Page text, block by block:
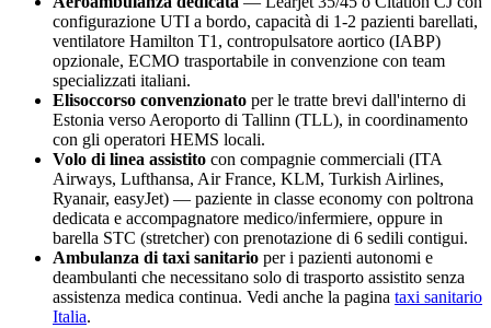
configurazione UTI a bordo, capacità di 1-2 pazienti barellati,
ventilatore Hamilton T1, contropulsatore aortico (IABP)
opzionale, ECMO trasportabile in convenzione con team
specializzati italiani.
Elisoccorso convenzionato per le tratte brevi dall'interno di
Estonia versoAeroporto di Tallinn (TLL), in coordinamento
con gli operatori HEMS locali.
Volo di linea assistito con compagnie commerciali (ITA
Airways, Lufthansa, Air France, KLM, Turkish Airlines,
Ryanair, easyJet) — paziente in classe economy con poltrona
dedicata e accompagnatore medico/infermiere, oppure in
barella STC (stretcher) con prenotazione di 6 sedili contigui.
Ambulanza di taxi sanitario per i pazienti autonomi e
deambulanti che necessitano solo di trasporto assistito senza
assistenza medica continua. Vedi anche la pagina taxi sanitario
Italia.